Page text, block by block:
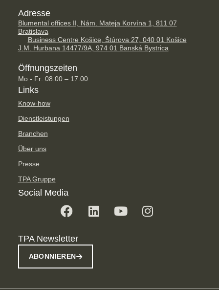
Adresse
Blumental offices II, Nám. Mateja Korvína 1, 811 07
Bratislava
Business Centre Košice, Štúrova 27, 040 01 Košice
J.M. Hurbana 14477/9A, 974 01 Banská Bystrica
Öffnungszeiten
Mo - Fr: 08:00 – 17:00
Links
Know-how
Dienstleistungen
Branchen
Über uns
Presse
TPA Gruppe
Social Media
TPA Newsletter
ABONNIEREN